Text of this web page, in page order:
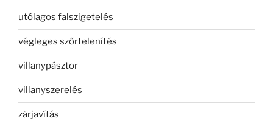
utólagos falszigetelés
végleges szőrtelenítés
villanypásztor
villanyszerelés
zárjavítás